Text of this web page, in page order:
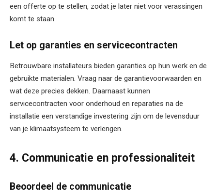
een offerte op te stellen, zodat je later niet voor verassingen
komt te staan.
Let op garanties en servicecontracten
Betrouwbare installateurs bieden garanties op hun werk en de
gebruikte materialen. Vraag naar de garantievoorwaarden en
wat deze precies dekken. Daarnaast kunnen
servicecontracten voor onderhoud en reparaties na de
installatie een verstandige investering zijn om de levensduur
van je klimaatsysteem te verlengen.
4. Communicatie en professionaliteit
Beoordeel de communicatie